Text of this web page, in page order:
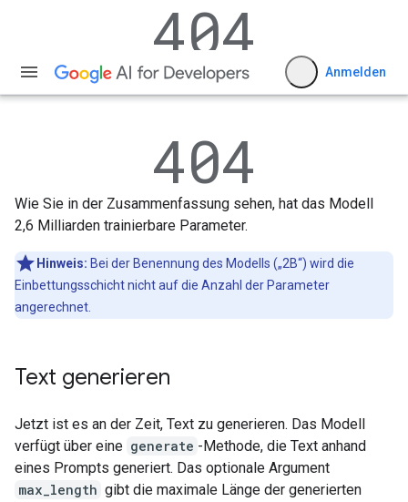
Wie Sie in der Zusammenfassung sehen, hat das Modell
2,6 Milliarden trainierbare Parameter.
Hinweis: Bei der Benennung des Modells („2B“) wird die
Einbettungsschicht nicht auf die Anzahl der Parameter
angerechnet.
Text generieren
Jetzt ist es an der Zeit, Text zu generieren. Das Modell
verfügt über eine generate -Methode, die Text anhand
eines Prompts generiert. Das optionale Argument
max_length gibt die maximale Länge der generierten